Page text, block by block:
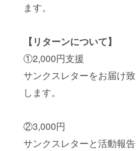
ます。
【リターンについて】
①2,000円支援
サンクスレターをお届け致
します。
②3,000円
サンクスレターと活動報告